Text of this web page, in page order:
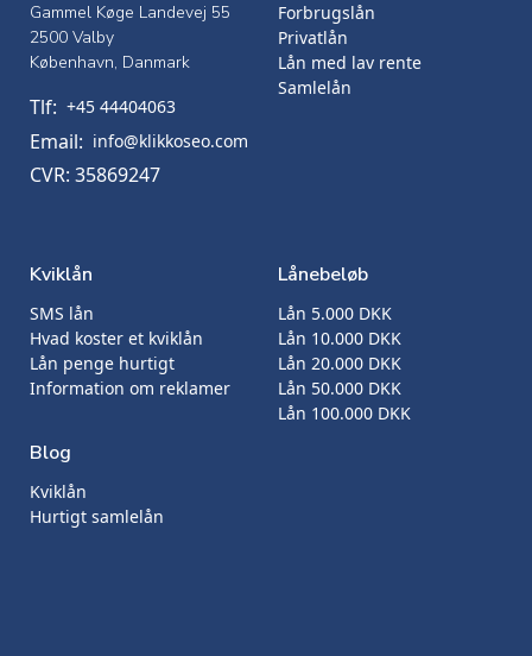
Gammel Køge Landevej 55
2500 Valby
København, Danmark
Tlf: +45 44404063
Email: info@klikkoseo.com
CVR: 35869247
Forbrugslån
Privatlån
Lån med lav rente
Samlelån
Kviklån
SMS lån
Hvad koster et kviklån
Lån penge hurtigt
Information om reklamer
Blog
Kviklån
Hurtigt samlelån
Lånebeløb
Lån 5.000 DKK
Lån 10.000 DKK
Lån 20.000 DKK
Lån 50.000 DKK
Lån 100.000 DKK